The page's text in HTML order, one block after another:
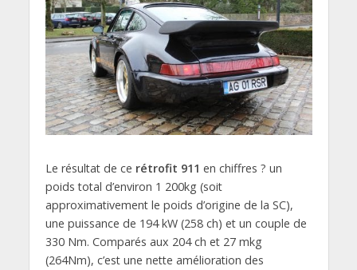
Le résultat de ce rétrofit 911 en chiffres ? un
poids total d’environ 1 200kg (soit
approximativement le poids d’origine de la SC),
une puissance de 194 kW (258 ch) et un couple de
330 Nm. Comparés aux 204 ch et 27 mkg
(264Nm), c’est une nette amélioration des